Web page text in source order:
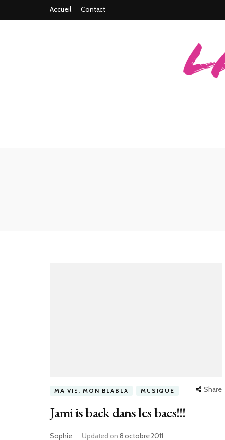
Accueil Contact
MA VIE, MON BLABLA MUSIQUE Share
Jami is back dans les bacs!!!
Sophie Updated on 8 octobre 2011